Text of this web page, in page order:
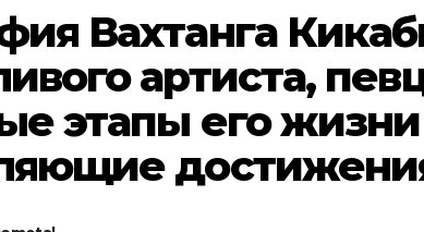
Вахтанга
артиста,
этапы его